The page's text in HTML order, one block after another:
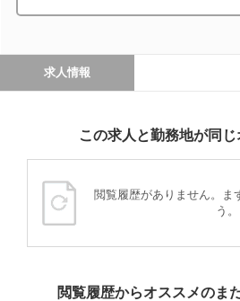
求人情報
この求人と勤務地が同
閲覧履歴がありません。ま
う。
閲覧履歴からオススメのま